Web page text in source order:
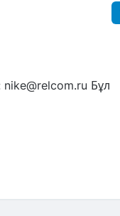
nike@relcom.ru Бұл